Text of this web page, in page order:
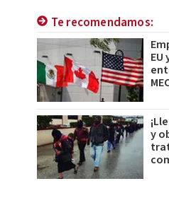
Te recomendamos:
y